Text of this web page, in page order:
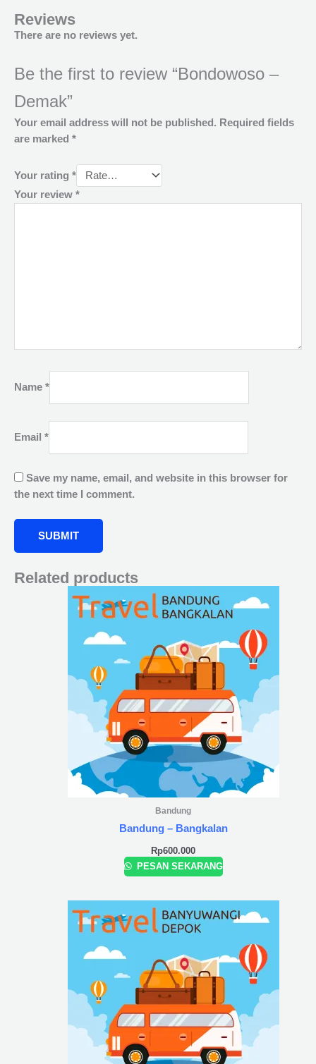
Reviews
There are no reviews yet.
Be the first to review “Bondowoso –
Demak”
Your email address will not be published. Required fields
are marked *
Your rating *
Your review *
Name *
Email *
Save my name, email, and website in this browser for
the next time I comment.
Related products
Bandung
Bandung – Bangkalan
Rp600.000
PESAN SEKARANG